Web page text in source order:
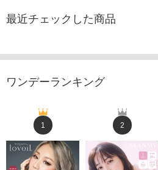
最近チェックした商品
ワンデーランキング
1 2